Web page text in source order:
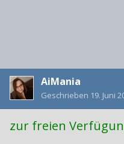
AiMania
Geschrieben 19. Juni
zur freien